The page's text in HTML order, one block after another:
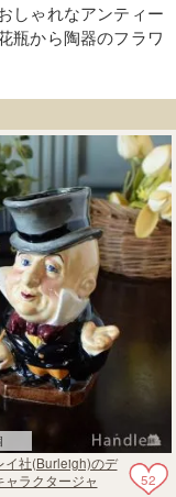
しゃれなアンティー
瓶から陶器のフラワ
52
イ社(Burleigh)のデ
ャラクタージャ